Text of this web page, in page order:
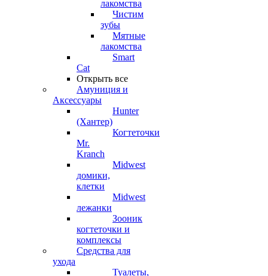
лакомства
Чистим
зубы
Мятные
лакомства
Smart
Cat
Открыть все
Амуниция и
Аксессуары
Hunter
(Хантер)
Когтеточки
Mr.
Kranch
Midwest
домики,
клетки
Midwest
лежанки
Зооник
когтеточки и
комплексы
Средства для
ухода
Туалеты,